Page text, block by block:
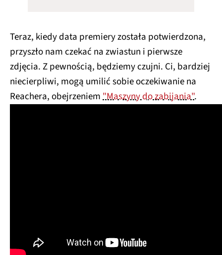
Teraz, kiedy data premiery została potwierdzona,
przyszło nam czekać na zwiastun i pierwsze
zdjęcia. Z pewnością, będziemy czujni. Ci, bardziej
niecierpliwi, mogą umilić sobie oczekiwanie na
Reachera, obejrzeniem"Maszyny do zabijania".